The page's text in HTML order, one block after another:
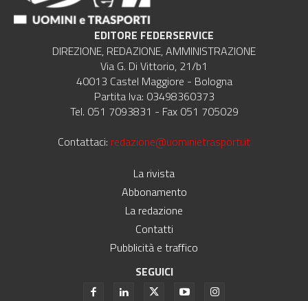
EDITORE FEDERSERVICE
DIREZIONE, REDAZIONE, AMMINISTRAZIONE
Via G. Di Vittorio, 21/b1
40013 Castel Maggiore - Bologna
Partita Iva: 03498360373
Tel. 051 7093831 - Fax 051 705029
Contattaci: redazione@uominietrasporti.it
La rivista
Abbonamento
La redazione
Contatti
Pubblicità e traffico
SEGUICI